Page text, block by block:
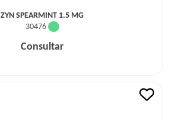
ZYN SPEARMINT 1.5 MG
30476
Consultar